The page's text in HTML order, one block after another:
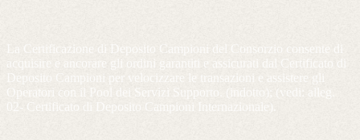
La Certificazione di Deposito Campioni del Consorzio consente di
acquisire e ancorare gli ordini garantiti e assicurati dal Certificato di
Deposito Campioni per velocizzare le transazioni e assistere gli
Operatori con il Pool dei Servizi Supporto. (indotto); (vedi: alleg.
02- Certificato di Deposito Campioni Internazionale).